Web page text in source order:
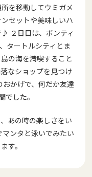
を移動してウミガメ
セットや美味しいハ
２日目は、ボンティ
タートルシティとま
の海を満喫すること
なショップを見つけ
かげで、何だか友達
した。
あの時の楽しさをい
ンタと泳いでみたい
す。